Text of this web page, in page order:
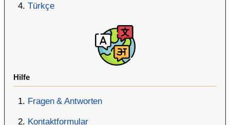
Türkçe
Hilfe
Fragen & Antworten
Kontaktformular